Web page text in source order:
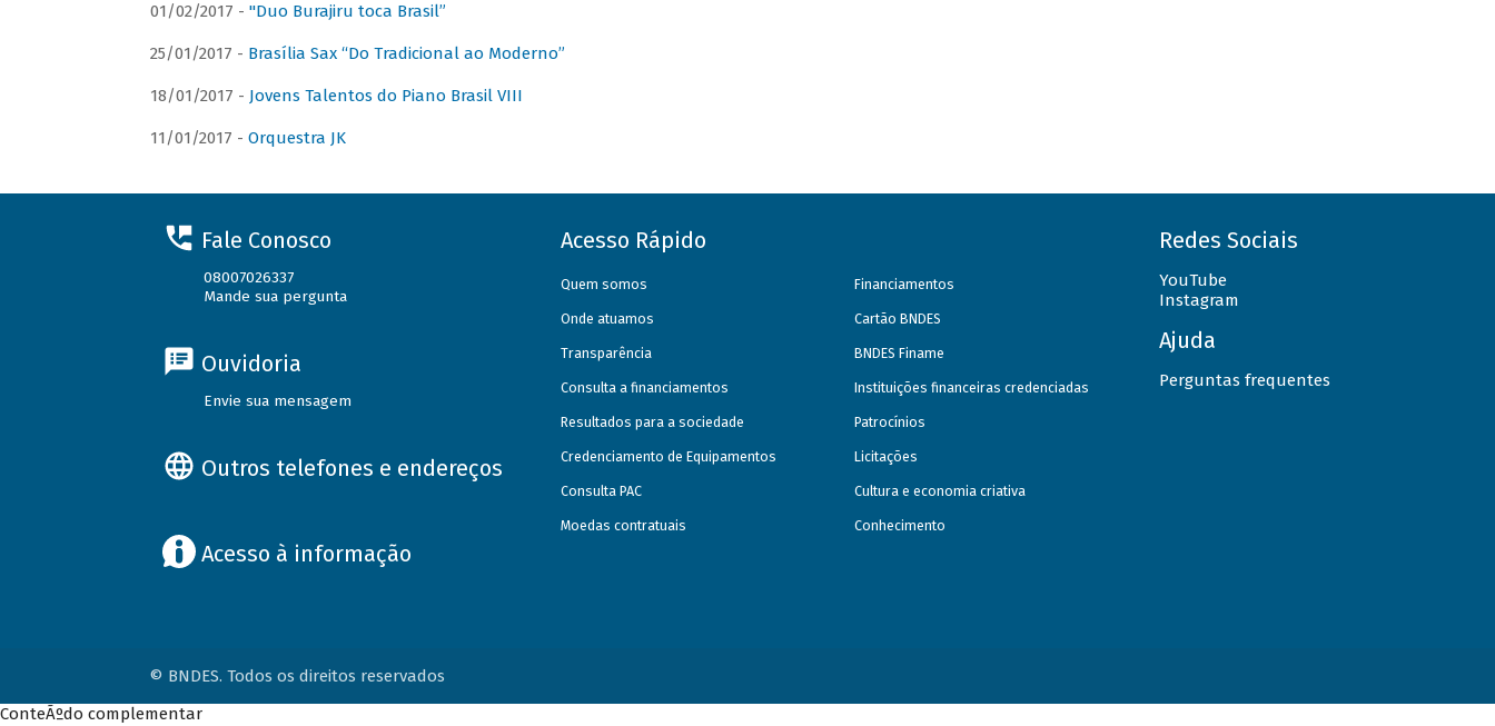
01/02/2017 - "Duo Burajiru toca Brasil”
25/01/2017 - Brasília Sax “Do Tradicional ao Moderno”
18/01/2017 - Jovens Talentos do Piano Brasil VIII
11/01/2017 - Orquestra JK
Fale Conosco
08007026337
Mande sua pergunta
Ouvidoria
Envie sua mensagem
Outros telefones e endereços
Acesso à informação
Acesso Rápido
Quem somos
Onde atuamos
Transparência
Consulta a financiamentos
Resultados para a sociedade
Credenciamento de Equipamentos
Consulta PAC
Moedas contratuais
Financiamentos
Cartão BNDES
BNDES Finame
Instituições financeiras credenciadas
Patrocínios
Licitações
Cultura e economia criativa
Conhecimento
Redes Sociais
YouTube
Instagram
Ajuda
Perguntas frequentes
© BNDES. Todos os direitos reservados
ConteÃºdo complementar